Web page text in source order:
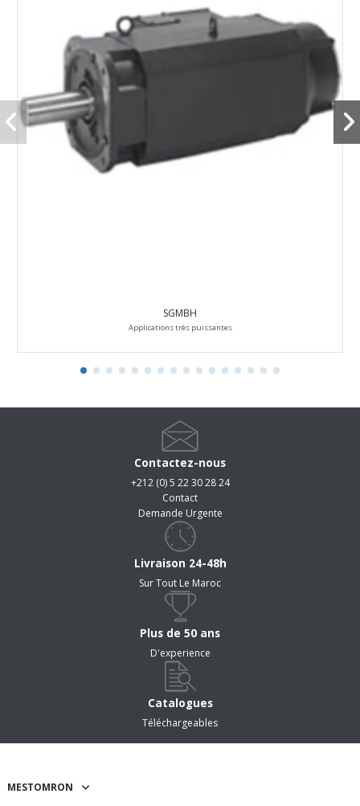
SGMBH
Applications très puissantes
Contactez-nous
+212 (0) 5 22 30 28 24
Contact
Demande Urgente
Livraison 24-48h
Sur Tout Le Maroc
Plus de 50 ans
D'experience
Catalogues
Téléchargeables
MESTOMRON